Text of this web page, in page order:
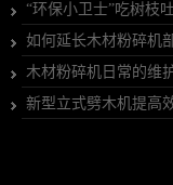
“环保小卫士”吃树枝
如何延长木材粉碎机
木材粉碎机日常的维
新型立式劈木机提高